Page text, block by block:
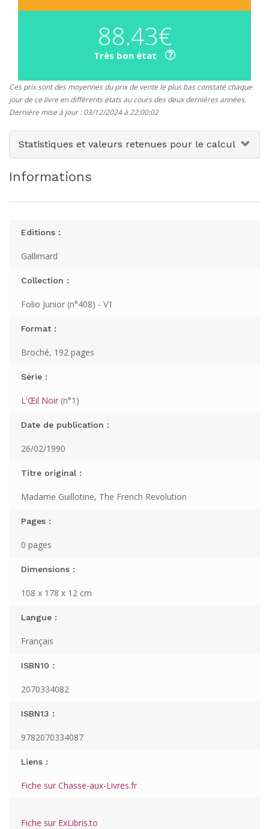
88.43€
Très bon état
Ces prix sont des moyennes du prix de vente le plus bas constaté chaque
jour de ce livre en différents états au cours des deux dernières années.
Dernière mise à jour : 03/12/2024 à 22:00:02
Statistiques et valeurs retenues pour le calcul
Informations
Editions :
Gallimard
Collection :
Folio Junior (n°408) - V1
Format :
Broché, 192 pages
Série :
L'Œil Noir (n°1)
Date de publication :
26/02/1990
Titre original :
Madame Guillotine, The French Revolution
Pages :
0 pages
Dimensions :
108 x 178 x 12 cm
Langue :
Français
ISBN10 :
2070334082
ISBN13 :
9782070334087
Liens :
Fiche sur Chasse-aux-Livres.fr
Fiche sur ExLibris.to